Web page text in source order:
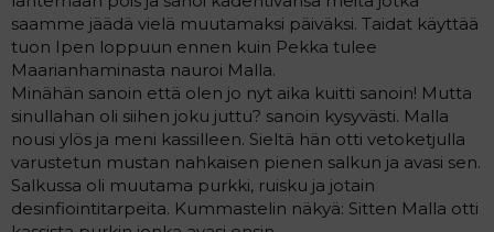
t
a
j
a
saamme jäädä vielä muutamaksi päiväksi. Taidat käyttää
tuon Ipen loppuun ennen kuin Pekka tulee
Maarianhaminasta nauroi Malla.
Minähän sanoin että olen jo nyt aika kuitti sanoin! Mutta
sinullahan oli siihen joku juttu? sanoin kysyvästi. Malla
nousi ylös ja meni kassilleen. Sieltä hän otti vetoketjulla
varustetun mustan nahkaisen pienen salkun ja avasi sen.
Salkussa oli muutama purkki, ruisku ja jotain
desinfiointitarpeita. Kummastelin näkyä: Sitten Malla otti